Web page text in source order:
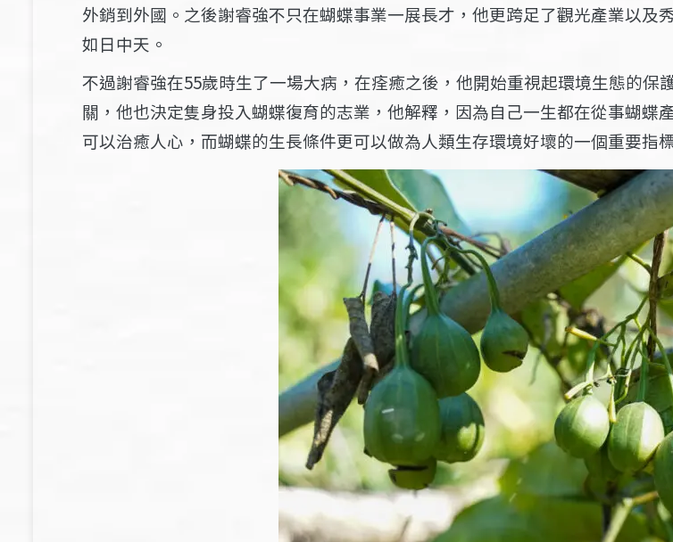
外銷到外國。之後謝睿強不只在蝴蝶事業一展長才，他更跨足了觀光產業以
如日中天。
不過謝睿強在55歲時生了一場大病，在痊癒之後，他開始重視起環境生態的
關，他也決定隻身投入蝴蝶復育的志業，他解釋，因為自己一生都在從事蝴
可以治癒人心，而蝴蝶的生長條件更可以做為人類生存環境好壞的一個重要指